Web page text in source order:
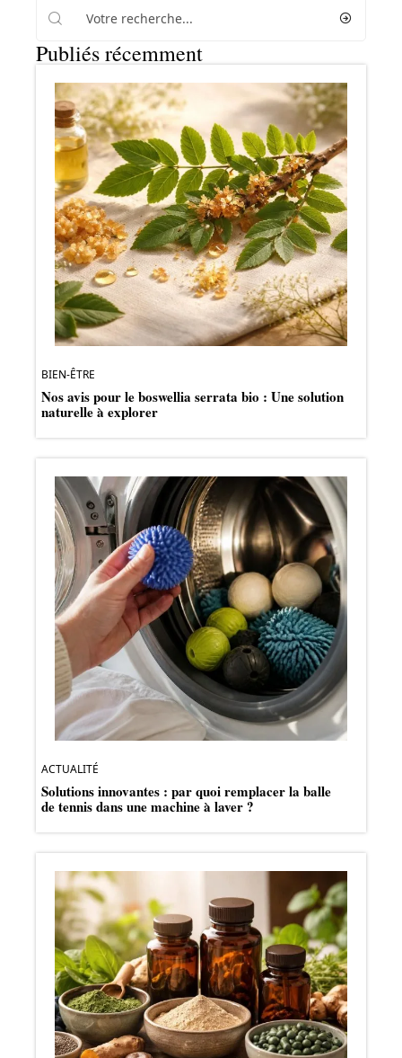
Publiés récemment
BIEN-ÊTRE
Nos avis pour le boswellia serrata bio : Une solution
naturelle à explorer
ACTUALITÉ
Solutions innovantes : par quoi remplacer la balle
de tennis dans une machine à laver ?